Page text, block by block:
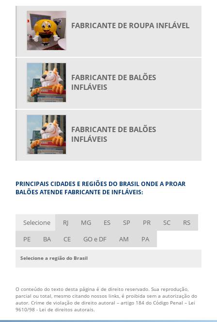
BONECO INFLÁVEL PROMOCIONAL
BONECO INFLÁVEL PUBLICIDADE
BONECO PAPAI NOEL INFLÁVEL
COMPRAR BALÃO INFLÁVEL
COMPRAR FANTASIA INFLÁVEL
COMPRAR GARRAFAS INFLÁVEIS
COMPRAR ROOFTOP
COMPRAR TENDA INFLÁVEL
COMPRAR TÚNEL INFLÁVEL
EMPRESA DE BONECOS INFLÁVEIS
EMPRESA DE INFLÁVEIS
ESTANDE INFLÁVEL
FÁBRICA DE FANTASIAS INFLÁVEIS
FÁBRICA DE INFLÁVEIS
FABRICANTE DE ROUPA INFLÁVEL
FABRICANTE DE BALÕES
INFLÁVEIS
FABRICANTE DE BALÕES
INFLÁVEIS
PRINCIPAIS CIDADES E REGIÕES DO BRASIL ONDE A PROAR
BALÕES ATENDE FABRICANTE DE INFLÁVEIS:
Selecione RJ MG ES SP PR SC
RS
PE
BA CE GO e DF AM PA
Selecione a região do Brasil
O conteúdo do texto desta página é de direito reservado. Sua reprodução,
parcial ou total, mesmo citando nossos links, é proibida sem a autorização do
autor. Crime de violação de direito autoral – artigo 184 do Código Penal – Lei
9610/98 - Lei de direitos autorais.